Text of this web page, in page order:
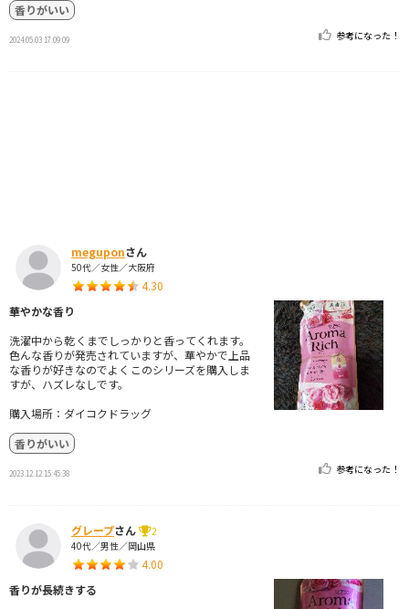
香りがいい
2024.05.03 17:09:09 参考になった！
meguponさん
50代／女性／大阪府
4.30
華やかな香り
洗濯中から乾くまでしっかりと香ってくれます。
色んな香りが発売されていますが、華やかで上品
な香りが好きなのでよくこのシリーズを購入しま
すが、ハズレなしです。
購入場所：ダイコクドラッグ
香りがいい
2023.12.12 15:45:38 参考になった！
グレープさん
2
40代／男性／岡山県
4.00
香りが長続きする